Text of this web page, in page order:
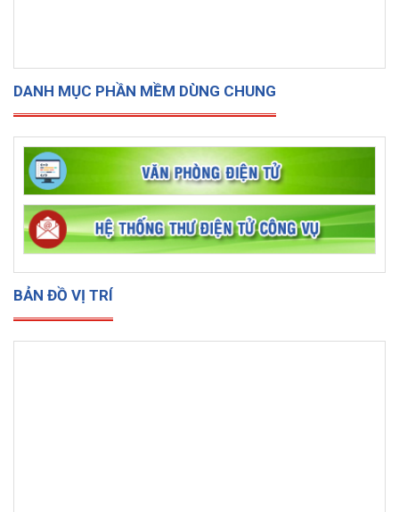
DANH MỤC PHẦN MỀM DÙNG CHUNG
BẢN ĐỒ VỊ TRÍ